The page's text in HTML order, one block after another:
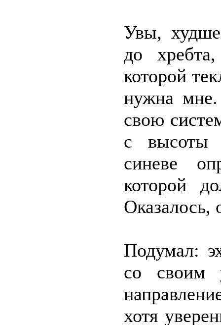
Увы,
до
которой
нужна
свою
с высоты
синеве
которой
Оказалось,
Подумал:
со своим
хотя